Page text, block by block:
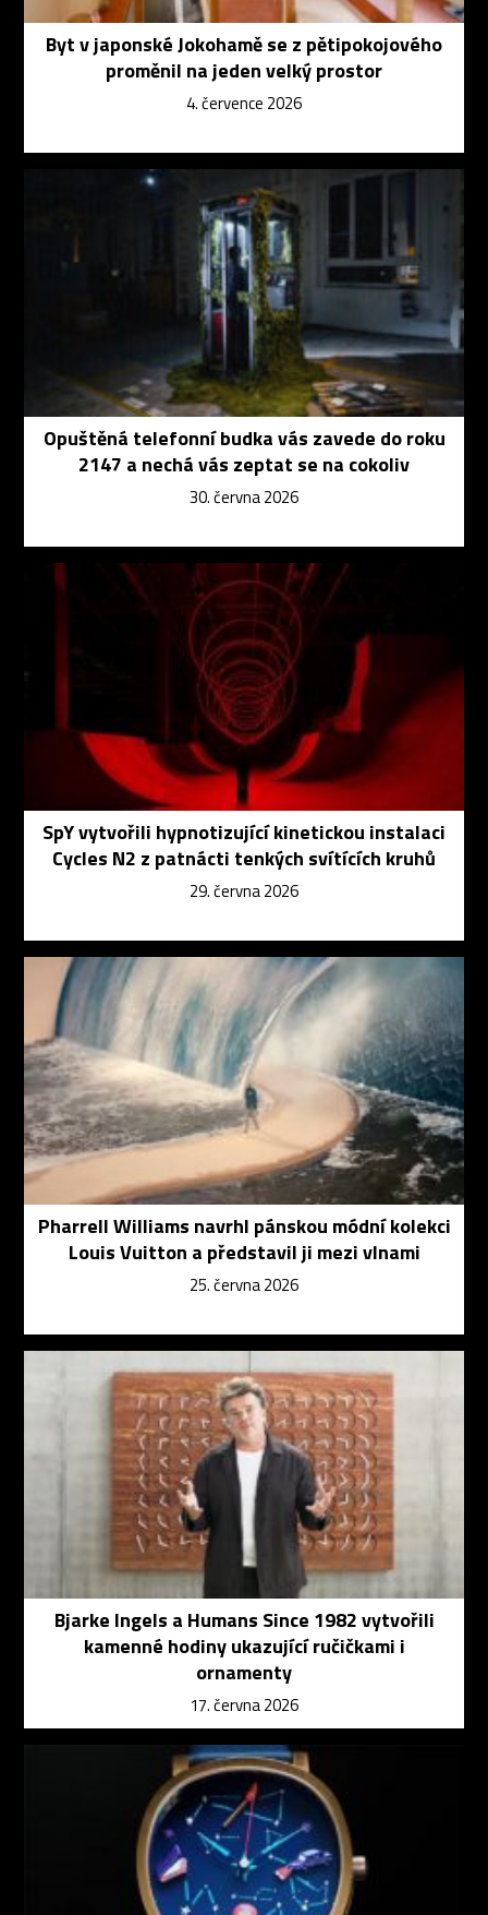
Byt v japonské Jokohamě se z pětipokojového
proměnil na jeden velký prostor
4. července 2026
Opuštěná telefonní budka vás zavede do roku
2147 a nechá vás zeptat se na cokoliv
30. června 2026
SpY vytvořili hypnotizující kinetickou instalaci
Cycles N2 z patnácti tenkých svítících kruhů
29. června 2026
Pharrell Williams navrhl pánskou módní kolekci
Louis Vuitton a představil ji mezi vlnami
25. června 2026
Bjarke Ingels a Humans Since 1982 vytvořili
kamenné hodiny ukazující ručičkami i
ornamenty
17. června 2026